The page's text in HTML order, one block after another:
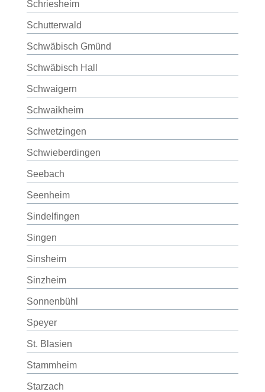
Schriesheim
Schutterwald
Schwäbisch Gmünd
Schwäbisch Hall
Schwaigern
Schwaikheim
Schwetzingen
Schwieberdingen
Seebach
Seenheim
Sindelfingen
Singen
Sinsheim
Sinzheim
Sonnenbühl
Speyer
St. Blasien
Stammheim
Starzach